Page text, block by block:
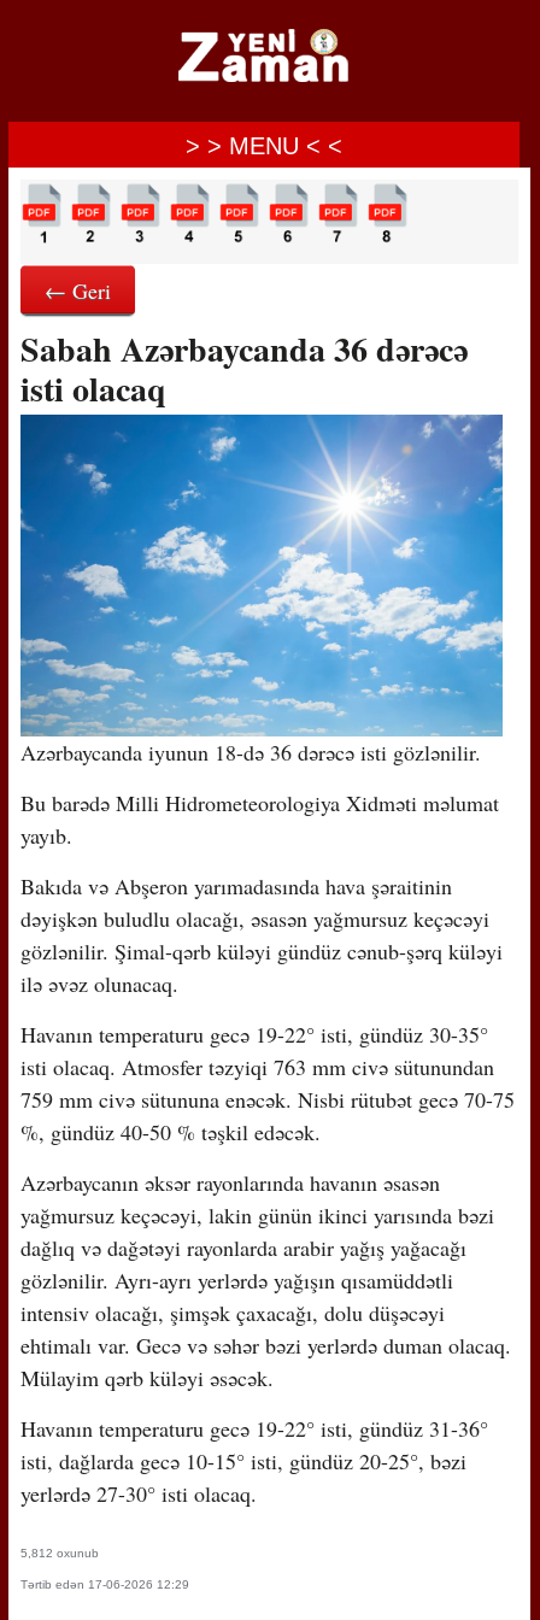
> > MENU < <
← Geri
Sabah Azərbaycanda 36 dərəcə
isti olacaq
Azərbaycanda iyunun 18-də 36 dərəcə isti gözlənilir.
Bu barədə Milli Hidrometeorologiya Xidməti məlumat
yayıb.
Bakıda və Abşeron yarımadasında hava şəraitinin
dəyişkən buludlu olacağı, əsasən yağmursuz keçəcəyi
gözlənilir. Şimal-qərb küləyi gündüz cənub-şərq küləyi
ilə əvəz olunacaq.
Havanın temperaturu gecə 19-22° isti, gündüz 30-35°
isti olacaq. Atmosfer təzyiqi 763 mm civə sütunundan
759 mm civə sütununa enəcək. Nisbi rütubət gecə 70-75
%, gündüz 40-50 % təşkil edəcək.
Azərbaycanın əksər rayonlarında havanın əsasən
yağmursuz keçəcəyi, lakin günün ikinci yarısında bəzi
dağlıq və dağətəyi rayonlarda arabir yağış yağacağı
gözlənilir. Ayrı-ayrı yerlərdə yağışın qısamüddətli
intensiv olacağı, şimşək çaxacağı, dolu düşəcəyi
ehtimalı var. Gecə və səhər bəzi yerlərdə duman olacaq.
Mülayim qərb küləyi əsəcək.
Havanın temperaturu gecə 19-22° isti, gündüz 31-36°
isti, dağlarda gecə 10-15° isti, gündüz 20-25°, bəzi
yerlərdə 27-30° isti olacaq.
5,812 oxunub
Tərtib edən 17-06-2026 12:29